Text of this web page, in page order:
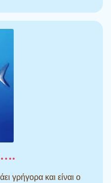
γρήγορα και είναι ο